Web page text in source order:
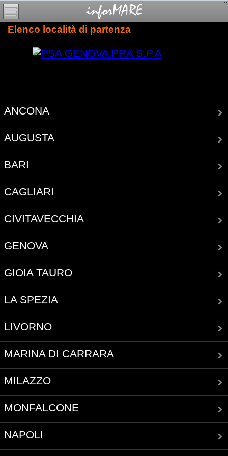
Elenco località di partenza
ANCONA
AUGUSTA
BARI
CAGLIARI
CIVITAVECCHIA
GENOVA
GIOIA TAURO
LA SPEZIA
LIVORNO
MARINA DI CARRARA
MILAZZO
MONFALCONE
NAPOLI